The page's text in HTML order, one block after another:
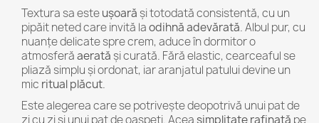
Textura sa esteușoară și totodată consistentă, cu un
pipăit neted care invită laodihnă adevărată. Albul pur, cu
nuanțe delicate spre crem, aduce în dormitor o
atmosferăaerată și curată. Fără elastic, cearceaful se
pliază simplu și ordonat, iar aranjatul patului devine un
mic ritual plăcut.
Este alegerea care se potrivește deopotrivă unui pat de
zi cu zi și unui pat de oaspeți. Acea simplitate rafinată pe